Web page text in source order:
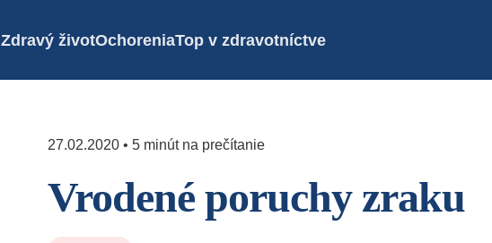
Zdravý životOchoreniaTop v zdravotníctve
27.02.2020 • 5 minút na prečítanie
Vrodené poruchy zraku